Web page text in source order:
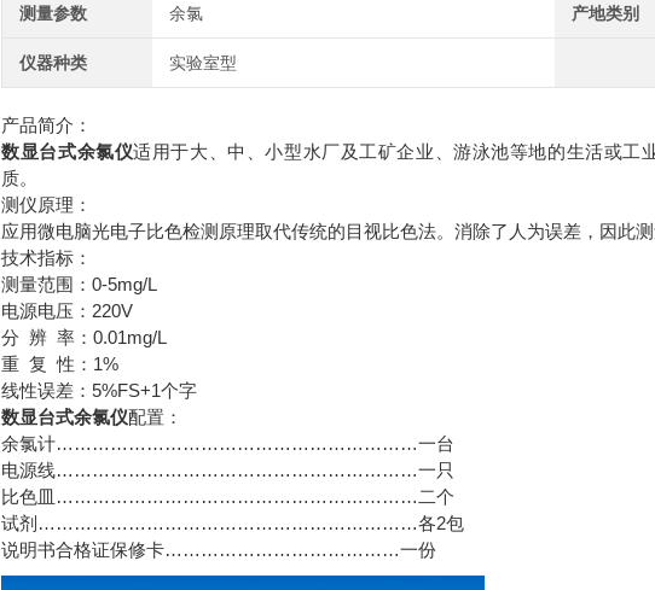
测量参数 余氯 产地类别
仪器种类 实验室型
产品简介：
数显台式余氯仪适用于大、中、小型水厂及工矿企业、游泳池等地的生活或
质。
测仪原理：
应用微电脑光电子比色检测原理取代传统的目视比色法。消除了人为误差，因此测
技术指标：
测量范围：0-5mg/L
电源电压：220V
分 辨 率：0.01mg/L
重 复 性：1%
线性误差：5%FS+1个字
数显台式余氯仪配置：
余氯计……………………………………………………一台
电源线……………………………………………………一只
比色皿……………………………………………………二个
试剂………………………………………………………各2包
说明书合格证保修卡…………………………………一份